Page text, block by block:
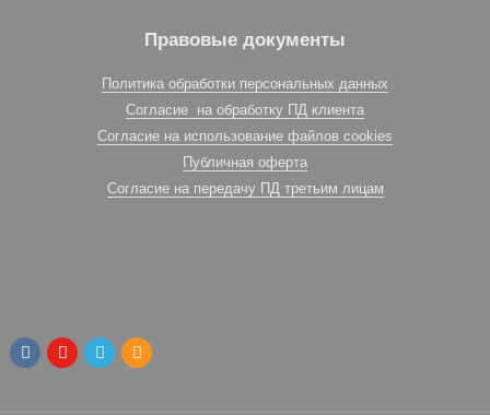
Правовые документы
Политика обработки персональных данных
Согласие на обработку ПД клиента
Согласие на использование файлов cookies
Публичная оферта
Согласие на передачу ПД третьим лицам